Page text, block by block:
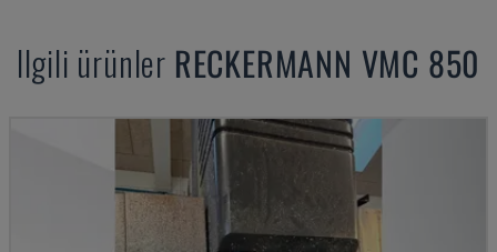
Ilgili ürünler RECKERMANN VMC 850